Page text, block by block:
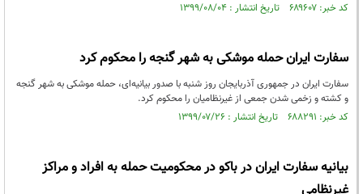
کد خبر: ۶۸۹۶۰۷ تاریخ انتشار : ۱۳۹۹/۰۸/۰۴
سفارت ایران حمله موشکی به شهر گنجه را محکوم کرد
سفارت ایران در جمهوری آذربایجان روز شنبه با صدور بیانیه‌ای، حمله موشکی به شهر گنجه
و کشته و زخمی شدن جمعی از غیرنظامیان را محکوم کرد.
کد خبر: ۶۸۸۲۹۱ تاریخ انتشار : ۱۳۹۹/۰۷/۲۶
بیانیه سفارت ایران در باکو در محکومیت حمله به افراد و مراکز